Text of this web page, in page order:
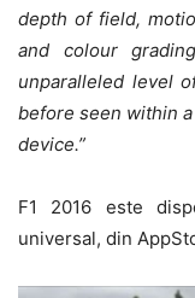
depth of field,
and colour
unparalleled level
before seen within a
device.”
F1 2016 este
universal, din